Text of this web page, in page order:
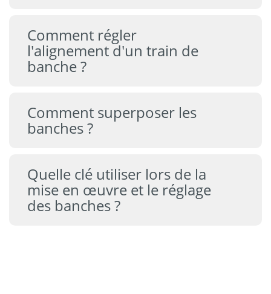
Comment régler
l'alignement d'un train de
banche ?
Comment superposer les
banches ?
Quelle clé utiliser lors de la
mise en œuvre et le réglage
des banches ?